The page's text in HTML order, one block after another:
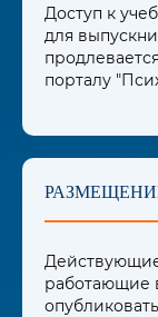
Доступ к
для
порталу
работающие